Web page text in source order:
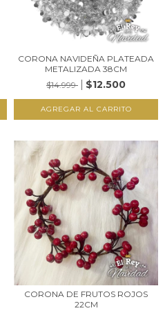
CORONA NAVIDEÑA PLATEADA
METALIZADA 38CM
$14.999
$12.500
CORONA DE FRUTOS ROJOS
22CM